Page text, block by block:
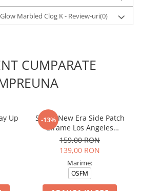
Marbled Clog K - Review-uri(0)
CUMPARATE
Up
-13%
Sapca New Era Side Patch
Eframe Los Angeles
Dodgers Brs
159,00 RON
139,00 RON
Marime:
OSFM